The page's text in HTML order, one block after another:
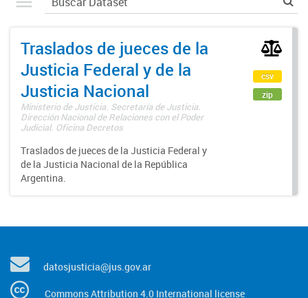
Traslados de jueces de la
Justicia Federal y de la
Justicia Nacional
Ministerio de Justicia. Secretaría de Justicia.
Dirección Nacional de Relaciones con el Poder
Judicial. Oficina Decretos
Traslados de jueces de la Justicia Federal y
de la Justicia Nacional de la República
Argentina.
csv
zip
datosjusticia@jus.gov.ar
Commons Attribution 4.0 International license